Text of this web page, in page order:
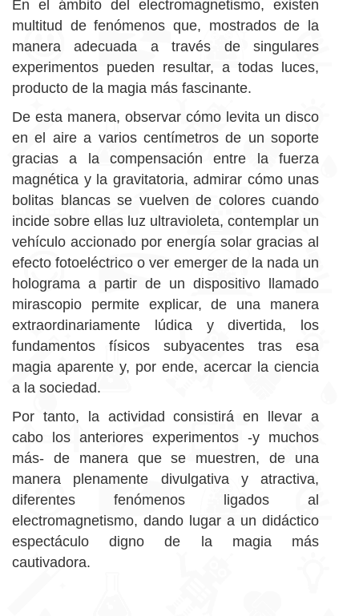
En el ámbito del electromagnetismo, existen
multitud de fenómenos que, mostrados de la
manera adecuada a través de singulares
experimentos pueden resultar, a todas luces,
producto de la magia más fascinante.
De esta manera, observar cómo levita un disco
en el aire a varios centímetros de un soporte
gracias a la compensación entre la fuerza
magnética y la gravitatoria, admirar cómo unas
bolitas blancas se vuelven de colores cuando
incide sobre ellas luz ultravioleta, contemplar un
vehículo accionado por energía solar gracias al
efecto fotoeléctrico o ver emerger de la nada un
holograma a partir de un dispositivo llamado
mirascopio permite explicar, de una manera
extraordinariamente lúdica y divertida, los
fundamentos físicos subyacentes tras esa
magia aparente y, por ende, acercar la ciencia
a la sociedad.
Por tanto, la actividad consistirá en llevar a
cabo los anteriores experimentos -y muchos
más- de manera que se muestren, de una
manera plenamente divulgativa y atractiva,
diferentes fenómenos ligados al
electromagnetismo, dando lugar a un didáctico
espectáculo digno de la magia más
cautivadora.